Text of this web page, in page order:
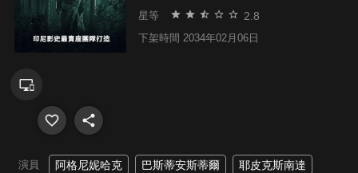
星等 2.8
下架時間 2034年02月06日
演員 阿格尼妮哈克 巴斯蒂安斯蒂爾 耶皮克斯南達